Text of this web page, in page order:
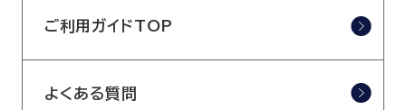
ご利用ガイドTOP
よくある質問